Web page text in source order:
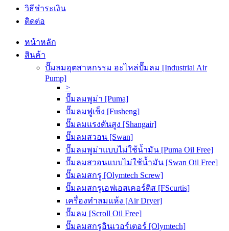
วิธีชำระเงิน
ติดต่อ
หน้าหลัก
สินค้า
ปั๊มลมอุตสาหกรรม อะไหล่ปั๊มลม [Industrial Air
Pump]
>
ปั๊มลมพูม่า [Puma]
ปั๊มลมฟูเช็ง [Fusheng]
ปั๊มลมแรงดันสูง [Shangair]
ปั๊มลมสวอน [Swan]
ปั๊มลมพูม่าแบบไม่ใช้น้ำมัน [Puma Oil Free]
ปั๊มลมสวอนแบบไม่ใช้น้ำมัน [Swan Oil Free]
ปั๊มลมสกรู [Olymtech Screw]
ปั๊มลมสกรูเอฟเอสเคอร์ติส [FScurtis]
เครื่องทำลมแห้ง [Air Dryer]
ปั๊มลม [Scroll Oil Free]
ปั๊มลมสกรูอินเวอร์เตอร์ [Olymtech]